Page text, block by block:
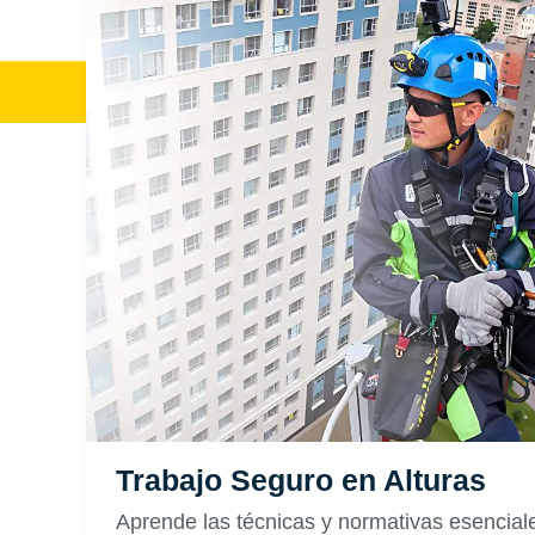
Trabajo Seguro en Alturas
Aprende las técnicas y normativas